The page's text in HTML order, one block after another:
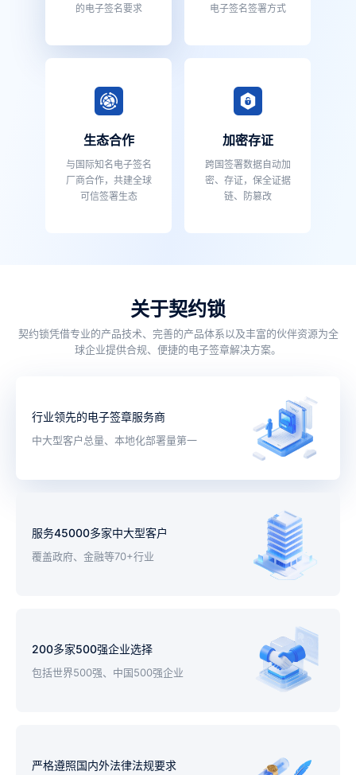
的电子签名要求 电子签名签署方式
生态合作
与国际知名电子签名
厂商合作，共建全球
可信签署生态
加密存证
跨国签署数据自动加
密、存证，保全证据
链、防篡改
关于契约锁
契约锁凭借专业的产品技术、完善的产品体系以及丰富的伙伴资源为全
球企业提供合规、便捷的电子签章解决方案。
行业领先的电子签章服务商
中大型客户总量、本地化部署量第一
服务45000多家中大型客户
覆盖政府、金融等70+行业
200多家500强企业选择
包括世界500强、中国500强企业
严格遵照国内外法律法规要求